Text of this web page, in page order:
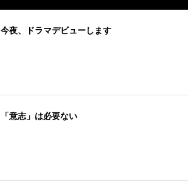
今夜、ドラマデビューします
「意志」は必要ない